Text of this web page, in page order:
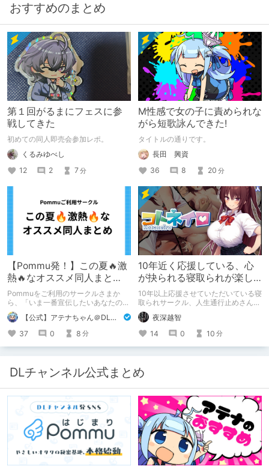
おすすめのまとめ
第１回がるまにフェスに参
戦してきた
初めての同人即売会参加レポ。
くるみゆべし
12
2 7分
M性感で女の子に責められな
がら短歌詠んできた!
タイトルの通りです。
長田 興資
36
8 20 分
【Pommu発！】この夏🔥激
熱🔥なオススメ同人まと
め！ その1
Pommuをご利用のサークルさまか
ら、「いま一番宣伝したいあなたの
DLsite作品」を募りました！ この夏
🔥激熱🔥な作品ばかり！あなたがまだ
出会っていない、運命の作品が見つか
るかも！
【公式】アテナちゃん＠DLチャンネル
37
0 8 分
10年近く応援している、心
が抉られる寝取られが楽し
めるサークル
10年以上応援させていただいている寝
取られサークル、人生通行止めさんの
新作がとても良かったので、新作を中
心に、このサークルのゲームを紹介し
たくて、記事を書かせていただく。
キミノオモイからずっと好きな熱心な
ファンとしての記事にどうか、お付き
微修正）
夜深越智
14
0 10 分
DLチャンネル公式まとめ